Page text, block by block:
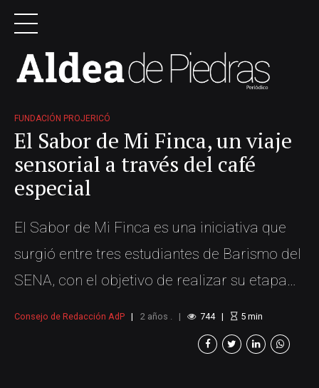
FUNDACIÓN PROJERICÓ
El Sabor de Mi Finca, un viaje
sensorial a través del café
especial
El Sabor de Mi Finca es una iniciativa que
surgió entre tres estudiantes de Barismo del
SENA, con el objetivo de realizar su etapa
través de talleres dirigidos a caficultores,
llevaron a cabo procesos de tostión, trilla y
Consejo de Redacción AdP 2 años . 744 5min